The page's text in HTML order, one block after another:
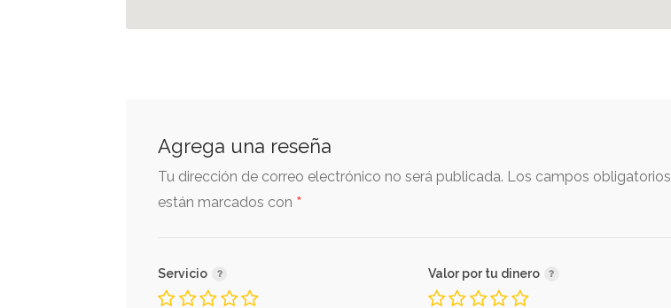
Agrega una reseña
Tu dirección de correo electrónico no será publicada. Los campos obligatorios
están marcados con *
Servicio Valor por tu dinero